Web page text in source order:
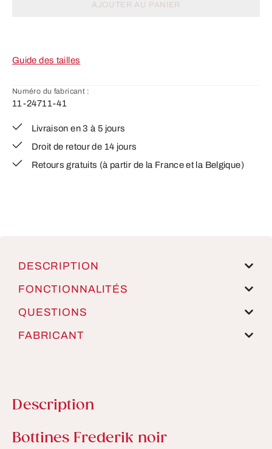
AJOUTER AU PANIER
Guide des tailles
Numéro du fabricant :
11-24711-41
Livraison en 3 à 5 jours
Droit de retour de 14 jours
Retours gratuits (à partir de la France et la Belgique)
DESCRIPTION
FONCTIONNALITÉS
QUESTIONS
FABRICANT
Description
Informations sur le produit
Bottines Frederik noir